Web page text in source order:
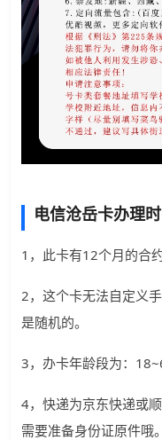
电信沧岳卡办理
1，此卡有12个月的合
2，这个卡无法自定义
是随机的。
3，办卡年龄段为：
4，快递为京东快递或
需要准备身份证原件哦。